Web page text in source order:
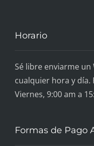
Horario
Sé libre enviarme
cualquier hora y día.
Viernes, 9:00 am a
Formas de Pago